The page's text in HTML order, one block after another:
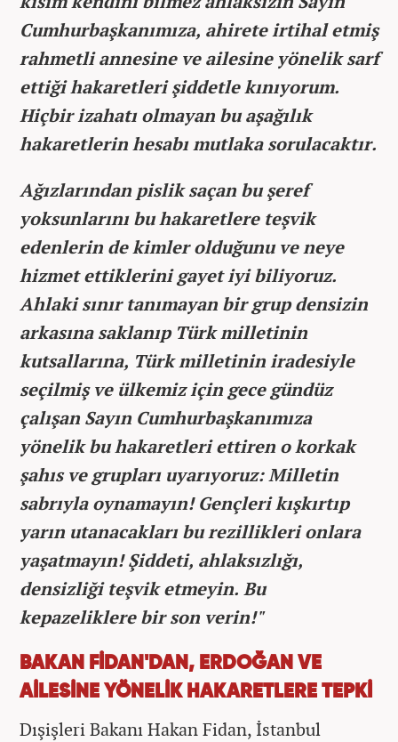
Cumhurbaşkanımıza, ahirete irtihal etmiş
rahmetli annesine ve ailesine yönelik sarf
ettiği hakaretleri şiddetle kınıyorum.
Hiçbir izahatı olmayan bu aşağılık
hakaretlerin hesabı mutlaka sorulacaktır.
Ağızlarından pislik saçan bu şeref
yoksunlarını bu hakaretlere teşvik
edenlerin de kimler olduğunu ve neye
hizmet ettiklerini gayet iyi biliyoruz.
Ahlaki sınır tanımayan bir grup densizin
arkasına saklanıp Türk milletinin
kutsallarına, Türk milletinin iradesiyle
seçilmiş ve ülkemiz için gece gündüz
çalışan Sayın Cumhurbaşkanımıza
yönelik bu hakaretleri ettiren o korkak
şahıs ve grupları uyarıyoruz: Milletin
sabrıyla oynamayın! Gençleri kışkırtıp
yarın utanacakları bu rezillikleri onlara
yaşatmayın! Şiddeti, ahlaksızlığı,
densizliği teşvik etmeyin. Bu
kepazeliklere bir son verin!"
BAKAN FİDAN'DAN, ERDOĞAN VE
AİLESİNE YÖNELİK HAKARETLERE TEPKİ
Dışişleri Bakanı Hakan Fidan, İstanbul